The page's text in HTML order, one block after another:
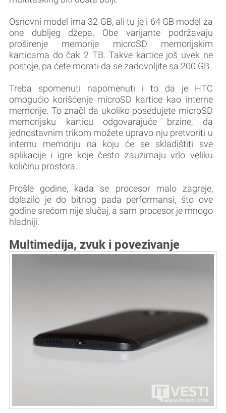
Osnovni model ima 32 GB, ali tu je i 64 GB model za
one dubljeg džepa. Obe varijante podržavaju
proširenje memorije microSD memorijskim
karticama do čak 2 TB. Takve kartice još uvek ne
postoje, pa ćete morati da se zadovoljite sa 200 GB.
Treba spomenuti napomenuti i to da je HTC
omogućio korišćenje microSD kartice kao interne
memorije. To znači da ukoliko posedujete microSD
memorijsku karticu odgovarajuće brzine, da
jednostavnim trikom možete upravo nju pretvoriti u
internu memoriju na koju će se skladištiti sve
aplikacije i igre koje često zauzimaju vrlo veliku
količinu prostora.
Prošle godine, kada se procesor malo zagreje,
dolazilo je do bitnog pada performansi, što ove
godine srećom nije slučaj, a sam procesor je mnogo
hladniji.
Multimedija, zvuk i povezivanje